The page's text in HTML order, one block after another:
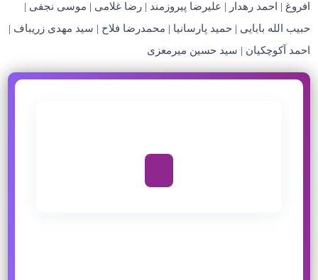
افروغ | احمد رهدار | علیرضا پیروزمند | رضا غلامی | موسی نجفی |
حبیب الله بابایی | حمید پارسانیا | محمدرضا فلاح | سید مهدی زریباف |
احمد آکوچکیان | سید حسین میرمعزی